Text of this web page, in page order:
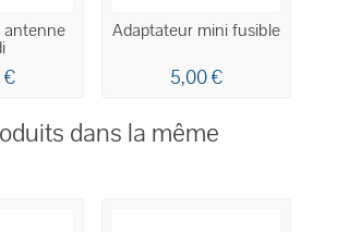
€
Adaptateur mini fusible
5,00 €
dans la même